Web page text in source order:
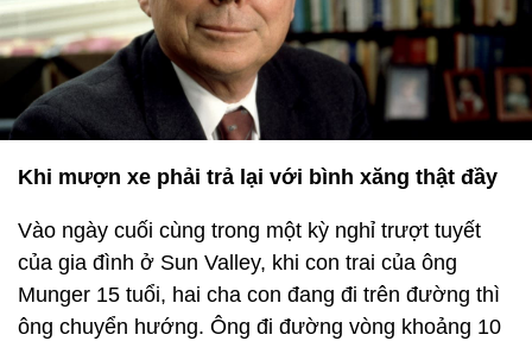
Khi mượn xe phải trả lại với bình xăng thật đầy
Vào ngày cuối cùng trong một kỳ nghỉ trượt tuyết
của gia đình ở Sun Valley, khi con trai của ông
Munger 15 tuổi, hai cha con đang đi trên đường thì
ông chuyển hướng. Ông đi đường vòng khoảng 10